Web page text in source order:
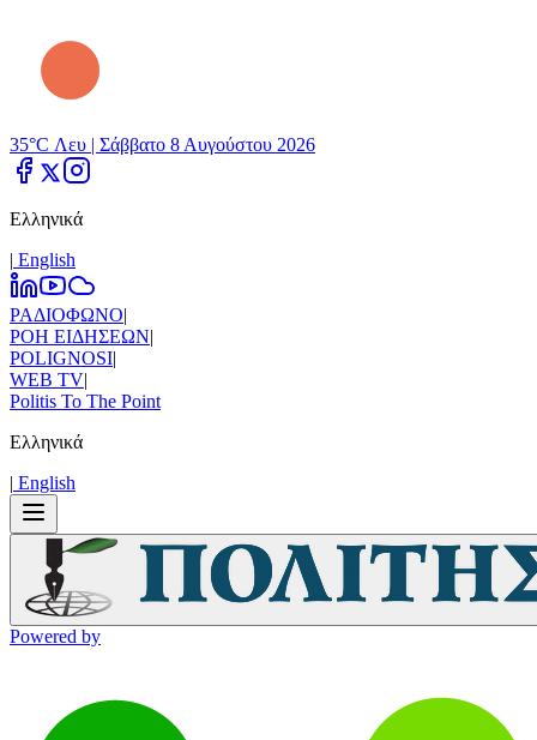
35°C Λευ | Σάββατο 8 Αυγούστου 2026
Ελληνικά
| Εnglish
ΡΑΔΙΟΦΩΝΟ|
ΡΟΗ ΕΙΔΗΣΕΩΝ|
POLIGNOSI|
WEB TV|
Politis To The Point
Ελληνικά
| Εnglish
Powered by